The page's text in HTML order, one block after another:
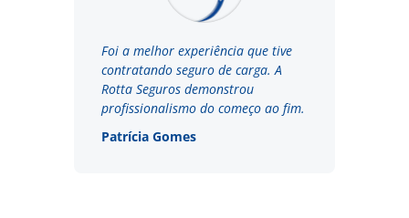
Foi a melhor experiência que tive
contratando seguro de carga. A
Rotta Seguros demonstrou
profissionalismo do começo ao fim.
Patrícia Gomes